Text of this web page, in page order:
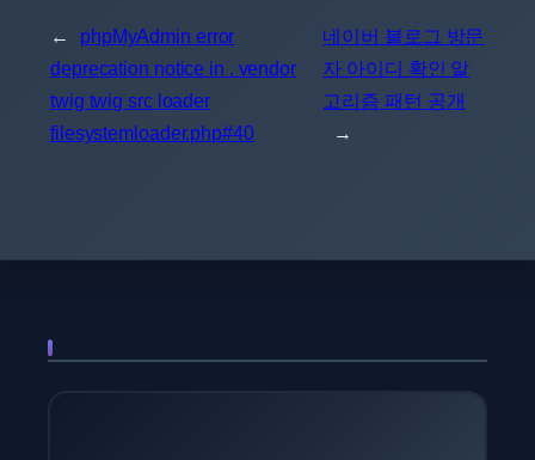
←
phpMyAdmin error
deprecation notice in . vendor
twig twig src loader
filesystemloader.php#40
네이버 블로그 방문
자 아이디 확인 알
고리즘 패턴 공개
→